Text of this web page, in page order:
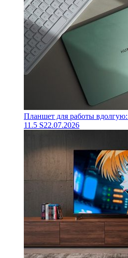
Планшет для работы
11.5 S22.07.2026